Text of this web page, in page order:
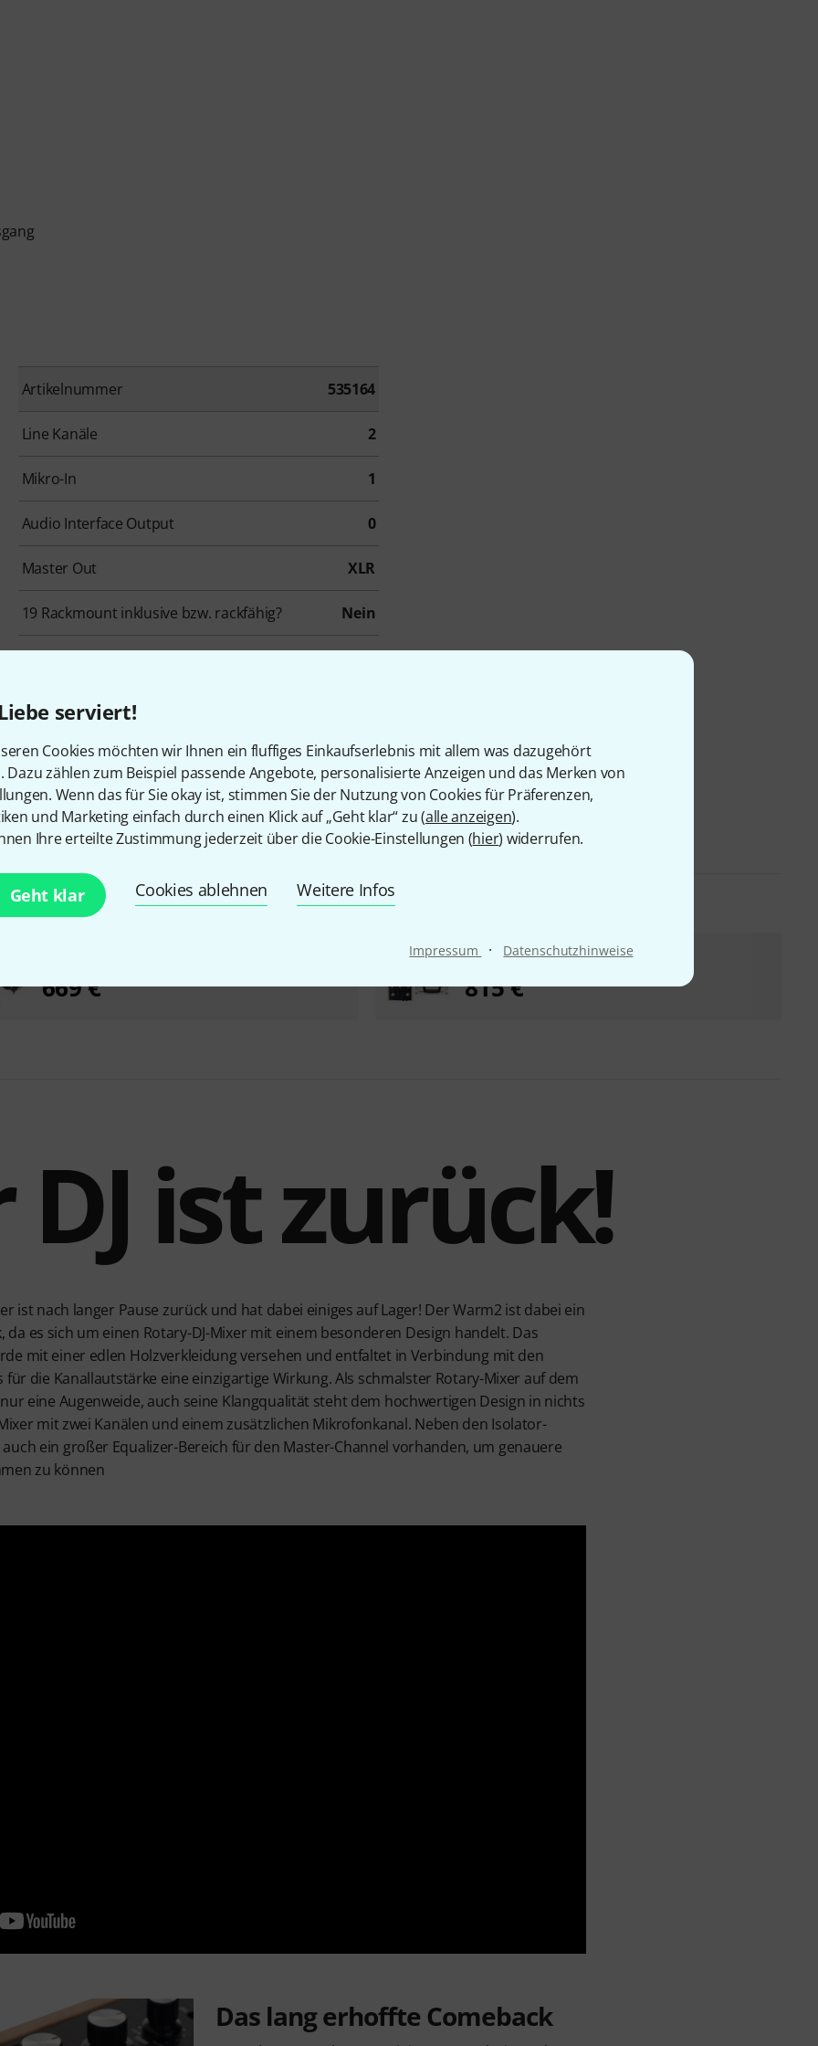
serviert!
Cookies möchten wir Ihnen ein fluffiges Einkaufserlebnis mit allem was dazugehört
Dazu zählen zum Beispiel passende Angebote, personalisierte Anzeigen und das Merken von
Wenn das für Sie okay ist, stimmen Sie der Nutzung von Cookies für Präferenzen,
und Marketing einfach durch einen Klick auf „Geht klar“ zu (alle anzeigen).
Ihre erteilte Zustimmung jederzeit über die Cookie-Einstellungen (hier) widerrufen.
Geht klar Cookies ablehnen Weitere Infos
Impressum · Datenschutzhinweise
Artikelnummer 535164
Line Kanäle 2
Mikro-In 1
Audio Interface Output 0
Master Out XLR
19 Rackmount inklusive bzw. rackfähig? Nein
Tiefe
669 €
Ecler Warm2 Case Bundle
815 €
DJ ist zurück!
ist nach langer Pause zurück und hat dabei einiges auf Lager! Der Warm2 ist dabei ein
da es sich um einen Rotary-DJ-Mixer mit einem besonderen Design handelt. Das
mit einer edlen Holzverkleidung versehen und entfaltet in Verbindung mit den
für die Kanallautstärke eine einzigartige Wirkung. Als schmalster Rotary-Mixer auf dem
eine Augenweide, auch seine Klangqualität steht dem hochwertigen Design in nichts
mit zwei Kanälen und einem zusätzlichen Mikrofonkanal. Neben den Isolator-
auch ein großer Equalizer-Bereich für den Master-Channel vorhanden, um genauere
zu können
Das lang erhoffte Comeback